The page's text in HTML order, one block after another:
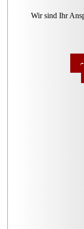
Wir sind Ihr